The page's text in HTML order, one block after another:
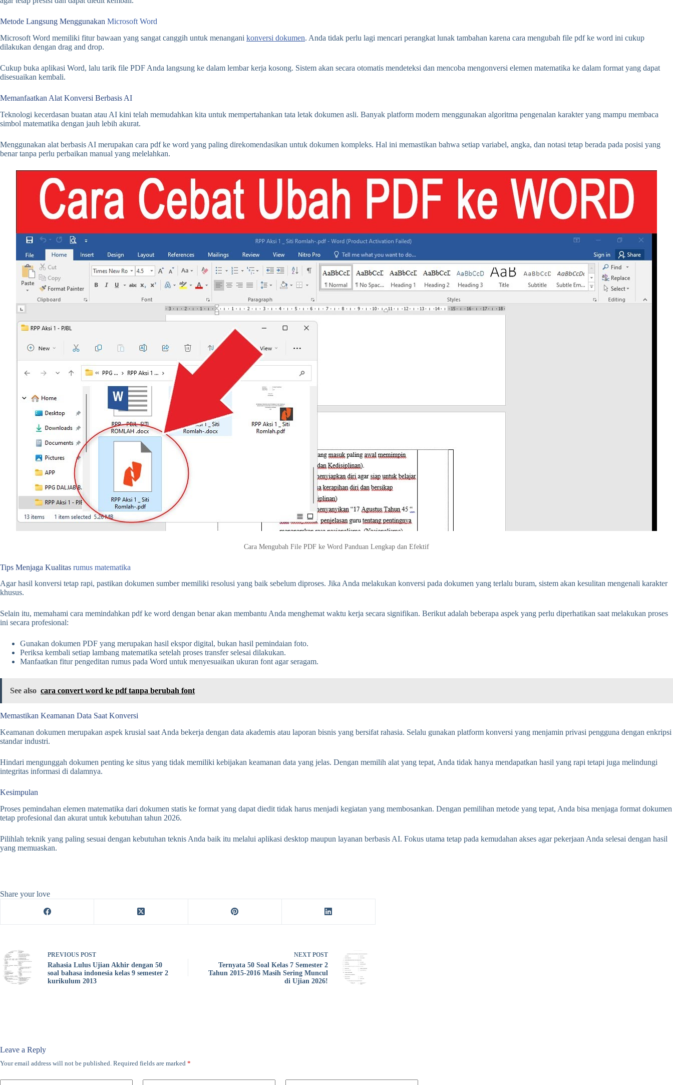
Metode Langsung Menggunakan Microsoft Word
Microsoft Word memiliki fitur bawaan yang sangat canggih untuk menangani konversi dokumen. Anda tidak perlu lagi mencari perangkat lunak tambahan karena cara mengubah file pdf ke word ini cukup
dilakukan dengan drag and drop.
Cukup buka aplikasi Word, lalu tarik file PDF Anda langsung ke dalam lembar kerja kosong. Sistem akan secara otomatis mendeteksi dan mencoba mengonversi elemen matematika ke dalam format yang dapat
disesuaikan kembali.
Memanfaatkan Alat Konversi Berbasis AI
Teknologi kecerdasan buatan atau AI kini telah memudahkan kita untuk mempertahankan tata letak dokumen asli. Banyak platform modern menggunakan algoritma pengenalan karakter yang mampu membaca
simbol matematika dengan jauh lebih akurat.
Menggunakan alat berbasis AI merupakan cara pdf ke word yang paling direkomendasikan untuk dokumen kompleks. Hal ini memastikan bahwa setiap variabel, angka, dan notasi tetap berada pada posisi yang
benar tanpa perlu perbaikan manual yang melelahkan.
Cara Mengubah File PDF ke Word Panduan Lengkap dan Efektif
Tips Menjaga Kualitas rumus matematika
Agar hasil konversi tetap rapi, pastikan dokumen sumber memiliki resolusi yang baik sebelum diproses. Jika Anda melakukan konversi pada dokumen yang terlalu buram, sistem akan kesulitan mengenali karakter
khusus.
Selain itu, memahami cara memindahkan pdf ke word dengan benar akan membantu Anda menghemat waktu kerja secara signifikan. Berikut adalah beberapa aspek yang perlu diperhatikan saat melakukan proses
ini secara profesional:
Gunakan dokumen PDF yang merupakan hasil ekspor digital, bukan hasil pemindaian foto.
Periksa kembali setiap lambang matematika setelah proses transfer selesai dilakukan.
Manfaatkan fitur pengeditan rumus pada Word untuk menyesuaikan ukuran font agar seragam.
See also cara convert word ke pdf tanpa berubah font
Memastikan Keamanan Data Saat Konversi
Keamanan dokumen merupakan aspek krusial saat Anda bekerja dengan data akademis atau laporan bisnis yang bersifat rahasia. Selalu gunakan platform konversi yang menjamin privasi pengguna dengan enkripsi
standar industri.
Hindari mengunggah dokumen penting ke situs yang tidak memiliki kebijakan keamanan data yang jelas. Dengan memilih alat yang tepat, Anda tidak hanya mendapatkan hasil yang rapi tetapi juga melindungi
integritas informasi di dalamnya.
Kesimpulan
Proses pemindahan elemen matematika dari dokumen statis ke format yang dapat diedit tidak harus menjadi kegiatan yang membosankan. Dengan pemilihan metode yang tepat, Anda bisa menjaga format dokumen
tetap profesional dan akurat untuk kebutuhan tahun 2026.
Pilihlah teknik yang paling sesuai dengan kebutuhan teknis Anda baik itu melalui aplikasi desktop maupun layanan berbasis AI. Fokus utama tetap pada kemudahan akses agar pekerjaan Anda selesai dengan hasil
yang memuaskan.
Share your love
PREVIOUS POST
Rahasia Lulus Ujian Akhir dengan 50
soal bahasa indonesia kelas 9 semester 2
kurikulum 2013
NEXT POST
Ternyata 50 Soal Kelas 7 Semester 2
Tahun 2015-2016 Masih Sering Muncul
di Ujian 2026!
Leave a Reply
Your email address will not be published. Required fields are marked *